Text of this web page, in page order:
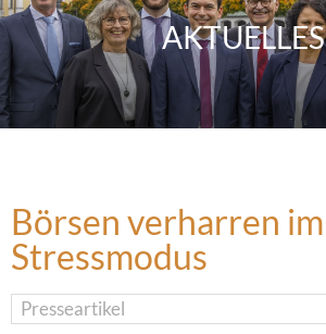
AKTUELLES
Börsen verharren im
Stressmodus
Presseartikel